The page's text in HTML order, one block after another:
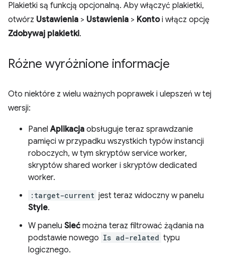
Plakietki są funkcją opcjonalną. Aby włączyć plakietki,
otwórz Ustawienia > Ustawienia > Kontoi włącz opcję
Zdobywaj plakietki.
Różne wyróżnione informacje
Oto niektóre z wielu ważnych poprawek i ulepszeń w tej
wersji:
PanelAplikacja obsługuje teraz sprawdzanie
pamięci w przypadku wszystkich typów instancji
roboczych, w tym skryptów service worker,
skryptów shared worker i skryptów dedicated
worker.
:target-current jest teraz widoczny w panelu
Style.
W panelu Sieć można teraz filtrować żądania na
podstawie nowego Is ad-related typu
logicznego.